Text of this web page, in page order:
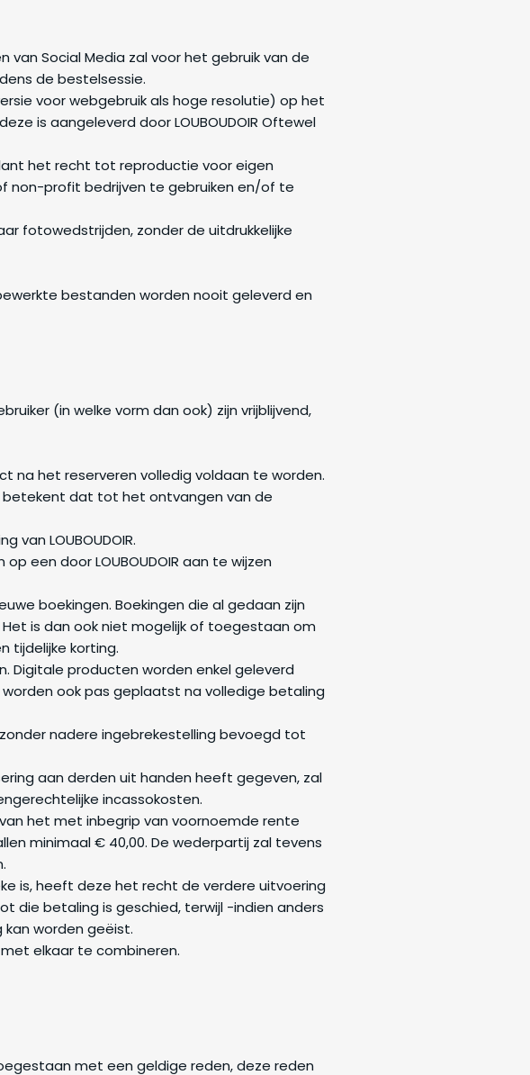
Social Media zal voor het gebruik van de
de bestelsessie.
voor webgebruik als hoge resolutie) op het
is aangeleverd door LOUBOUDOIR Oftewel
het recht tot reproductie voor eigen
non-profit bedrijven te gebruiken en/of te
fotowedstrijden, zonder de uitdrukkelijke
bestanden worden nooit geleverd en
(in welke vorm dan ook) zijn vrijblijvend,
na het reserveren volledig voldaan te worden.
betekent dat tot het ontvangen van de
LOUBOUDOIR.
een door LOUBOUDOIR aan te wijzen
boekingen. Boekingen die al gedaan zijn
is dan ook niet mogelijk of toegestaan om
tijdelijke korting.
Digitale producten worden enkel geleverd
ook pas geplaatst na volledige betaling
zonder nadere ingebrekestelling bevoegd tot
aan derden uit handen heeft gegeven, zal
incassokosten.
het met inbegrip van voornoemde rente
minimaal € 40,00. De wederpartij zal tevens
is, heeft deze het recht de verdere uitvoering
die betaling is geschied, terwijl -indien anders
worden geëist.
elkaar te combineren.
met een geldige reden, deze reden